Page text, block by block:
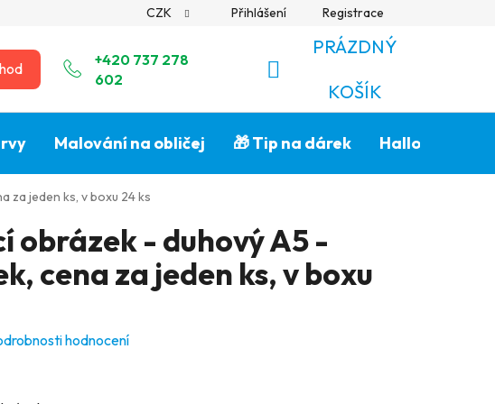
CZK Přihlášení Registrace
+420 737 278
602
NÁKUPNÍ
KOŠÍK
PRÁZDNÝ
KOŠÍK
Malování na obličej 🎁 Tip na dárek Halloween🎃
za jeden ks, v boxu 24 ks
obrázek - duhový A5 -
cena za jeden ks, v boxu
hodnocení